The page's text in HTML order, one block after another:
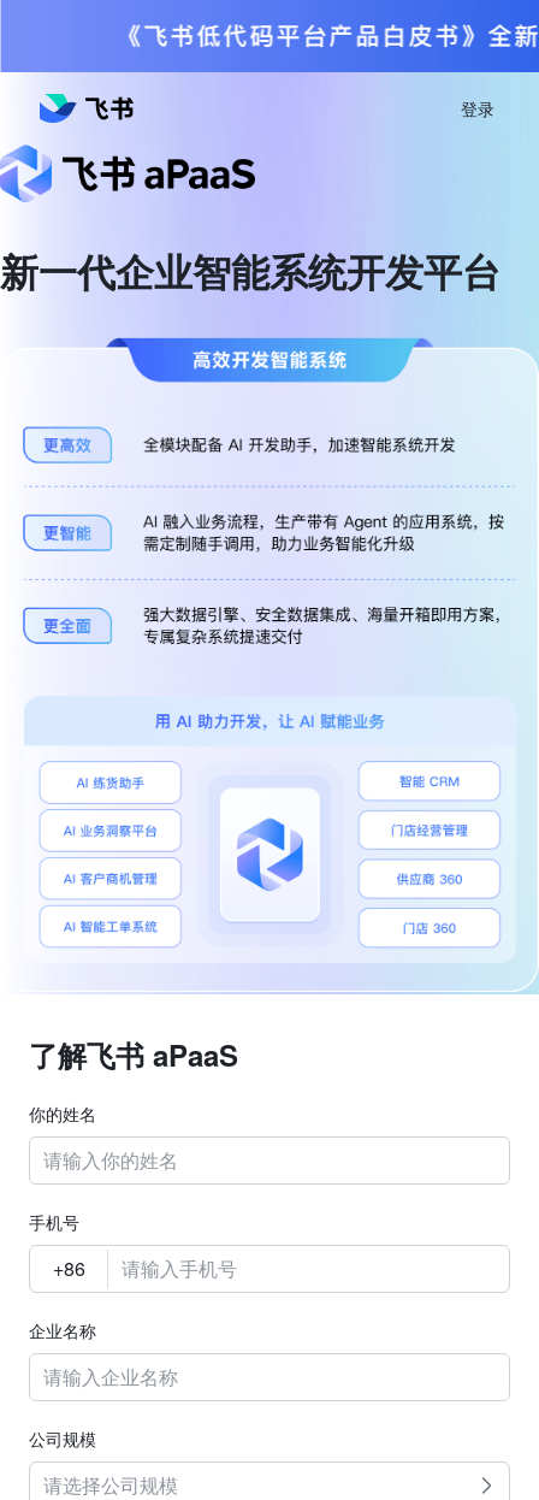
登录
新一代企业智能系统开发平台
了解飞书 aPaaS
你的姓名
手机号
企业名称
公司规模
请选择公司规模